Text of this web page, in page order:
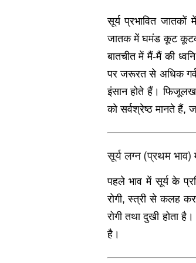
सूर्य प्रभावित
जातक में घमंड कूट
बातचीत में मैं-मैं की
पर जरूरत से अधिक
इंसान होते हैं।
को सर्वश्रेष्‍ठ मानते हैं,
सूर्य लग्‍न (प्रथम
पहले भाव में सूर्य के
रोगी, स्‍त्री से कलह
रोगी तथा दुखी होता
है।